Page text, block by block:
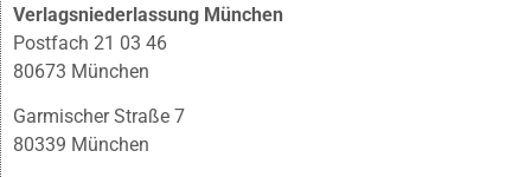
Verlagsniederlassung München
Postfach 21 03 46
80673 München
Garmischer Straße 7
80339 München